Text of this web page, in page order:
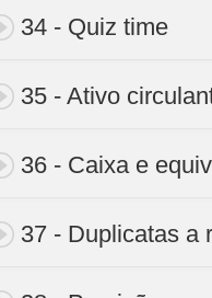
34 - Quiz time
35 - Ativo
36 - Caixa e
37 - Duplicatas a